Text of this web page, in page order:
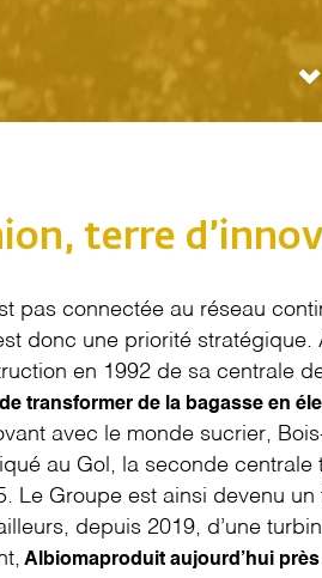
terre
pas connectée au réseau
donc une priorité stratégique.
en 1992 de sa centrale
transformer de la bagasse en
avec le monde sucrier,
au Gol , la seconde centrale
Le Groupe est ainsi devenu un
depuis 2019, d’une
Albiomaproduit aujourd’hui